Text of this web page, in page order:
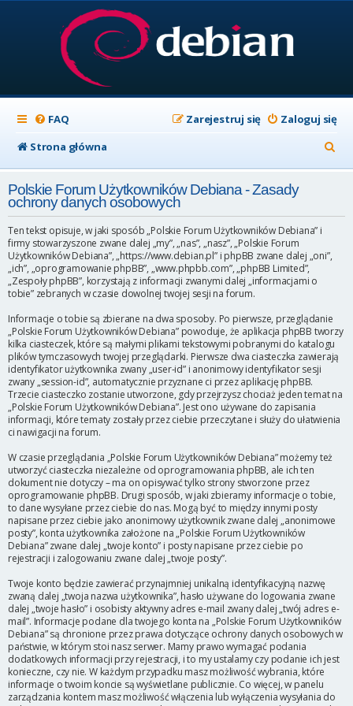
FAQ Zaloguj się
Zarejestruj się
Strona główna
z
k
Polskie Forum Użytkowników Debiana - Zasady
ochrony danych osobowych
Ten tekst opisuje, w jaki sposób „Polskie Forum Użytkowników Debiana” i
firmy stowarzyszone zwane dalej „my”, „nas”, „nasz”, „Polskie Forum
Użytkowników Debiana”, „https://www.debian.pl” i phpBB zwane dalej „oni”,
„ich”, „oprogramowanie phpBB”, „www.phpbb.com”, „phpBB Limited”,
„Zespoły phpBB”, korzystają z informacji zwanymi dalej „informacjami o
tobie” zebranych w czasie dowolnej twojej sesji na forum.
Informacje o tobie są zbierane na dwa sposoby. Po pierwsze, przeglądanie
„Polskie Forum Użytkowników Debiana” powoduje, że aplikacja phpBB tworzy
kilka ciasteczek, które są małymi plikami tekstowymi pobranymi do katalogu
plików tymczasowych twojej przeglądarki. Pierwsze dwa ciasteczka zawierają
identyfikator użytkownika zwany „user-id” i anonimowy identyfikator sesji
zwany „session-id”, automatycznie przyznane ci przez aplikację phpBB.
Trzecie ciasteczko zostanie utworzone, gdy przejrzysz chociaż jeden temat na
„Polskie Forum Użytkowników Debiana”. Jest ono używane do zapisania
informacji, które tematy zostały przez ciebie przeczytane i służy do ułatwienia
ci nawigacji na forum.
W czasie przeglądania „Polskie Forum Użytkowników Debiana” możemy też
utworzyć ciasteczka niezależne od oprogramowania phpBB, ale ich ten
dokument nie dotyczy – ma on opisywać tylko strony stworzone przez
oprogramowanie phpBB. Drugi sposób, w jaki zbieramy informacje o tobie,
to dane wysyłane przez ciebie do nas. Mogą być to między innymi posty
napisane przez ciebie jako anonimowy użytkownik zwane dalej „anonimowe
posty”, konta użytkownika założone na „Polskie Forum Użytkowników
Debiana” zwane dalej „twoje konto” i posty napisane przez ciebie po
rejestracji i zalogowaniu zwane dalej „twoje posty”.
Twoje konto będzie zawierać przynajmniej unikalną identyfikacyjną nazwę
zwaną dalej „twoja nazwa użytkownika”, hasło używane do logowania zwane
dalej „twoje hasło” i osobisty aktywny adres e-mail zwany dalej „twój adres e-
mail”. Informacje podane dla twojego konta na „Polskie Forum Użytkowników
Debiana” są chronione przez prawa dotyczące ochrony danych osobowych w
państwie, w którym stoi nasz serwer. Mamy prawo wymagać podania
dodatkowych informacji przy rejestracji, i to my ustalamy czy podanie ich jest
konieczne, czy nie. W każdym przypadku masz możliwość wybrania, które
informacje o twoim koncie są wyświetlane publicznie. Co więcej, w panelu
zarządzania kontem masz możliwość włączenia lub wyłączenia wysyłania do